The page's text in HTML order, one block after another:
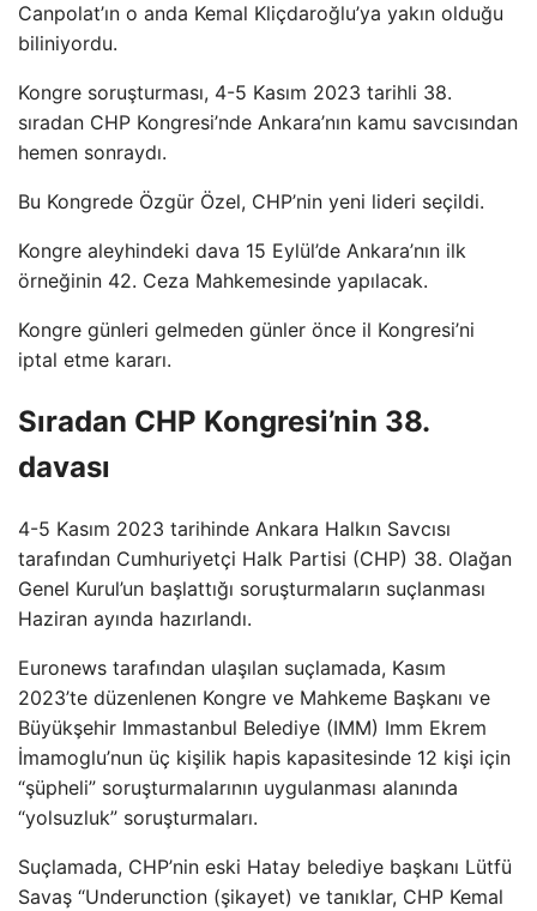
Canpolat’ın o anda Kemal Kliçdaroğlu’ya yakın olduğu
biliniyordu.
Kongre soruşturması, 4-5 Kasım 2023 tarihli 38.
sıradan CHP Kongresi’nde Ankara’nın kamu savcısından
hemen sonraydı.
Bu Kongrede Özgür Özel, CHP’nin yeni lideri seçildi.
Kongre aleyhindeki dava 15 Eylül’de Ankara’nın ilk
örneğinin 42. Ceza Mahkemesinde yapılacak.
Kongre günleri gelmeden günler önce il Kongresi’ni
iptal etme kararı.
Sıradan CHP Kongresi’nin 38.
davası
4-5 Kasım 2023 tarihinde Ankara Halkın Savcısı
tarafından Cumhuriyetçi Halk Partisi (CHP) 38. Olağan
Genel Kurul’un başlattığı soruşturmaların suçlanması
Haziran ayında hazırlandı.
Euronews tarafından ulaşılan suçlamada, Kasım
2023’te düzenlenen Kongre ve Mahkeme Başkanı ve
Büyükşehir Immastanbul Belediye (IMM) Imm Ekrem
İmamoglu’nun üç kişilik hapis kapasitesinde 12 kişi için
“şüpheli” soruşturmalarının uygulanması alanında
“yolsuzluk” soruşturmaları.
Suçlamada, CHP’nin eski Hatay belediye başkanı Lütfü
Savaş “Underunction (şikayet) ve tanıklar, CHP Kemal